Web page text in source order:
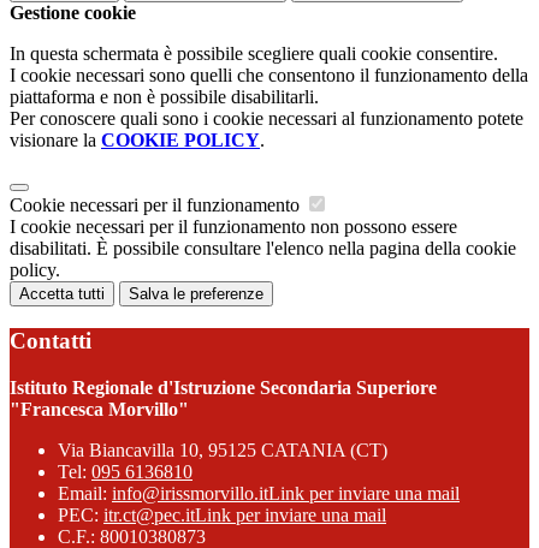
Gestione cookie
In questa schermata è possibile scegliere quali cookie consentire.
I cookie necessari sono quelli che consentono il funzionamento della
piattaforma e non è possibile disabilitarli.
Per conoscere quali sono i cookie necessari al funzionamento potete
visionare la COOKIE POLICY.
Cookie necessari per il funzionamento
I cookie necessari per il funzionamento non possono essere
disabilitati. È possibile consultare l'elenco nella pagina della cookie
policy.
Accetta tutti Salva le preferenze
Contatti
Istituto Regionale d'Istruzione Secondaria Superiore
"Francesca Morvillo"
Via Biancavilla 10, 95125 CATANIA (CT)
Tel: 095 6136810
Email: info@irissmorvillo.itLink per inviare una mail
PEC: itr.ct@pec.itLink per inviare una mail
C.F.: 80010380873